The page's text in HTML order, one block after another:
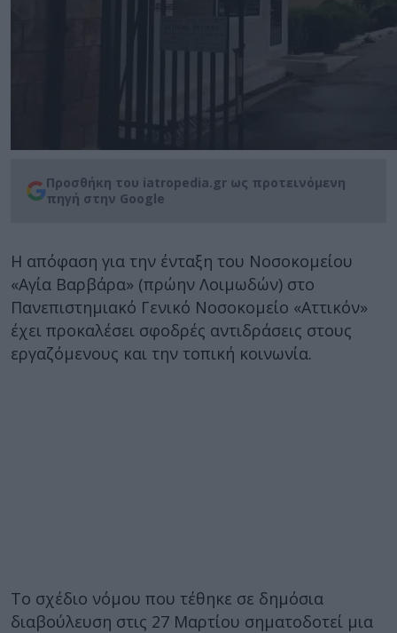
Προσθήκη του iatropedia.gr ως προτεινόμενη
πηγή στην Google
Η απόφαση για την ένταξη του Νοσοκομείου
«Αγία Βαρβάρα» (πρώην Λοιμωδών) στο
Πανεπιστημιακό Γενικό Νοσοκομείο «Αττικόν»
έχει προκαλέσει σφοδρές αντιδράσεις στους
εργαζόμενους και την τοπική κοινωνία.
Το σχέδιο νόμου που τέθηκε σε δημόσια
διαβούλευση στις 27 Μαρτίου σηματοδοτεί μια